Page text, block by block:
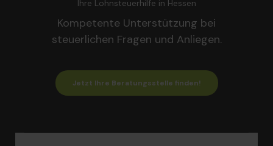
Ihre Lohnsteuerhilfe in Hessen
Kompetente Unterstützung bei
steuerlichen Fragen und Anliegen.
Jetzt Ihre Beratungsstelle finden!